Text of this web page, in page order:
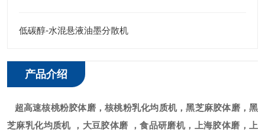
低碳醇-水混悬液油墨分散机
产品介绍
超高速核桃粉胶体磨，核桃粉乳化均质机，黑芝麻胶体磨，黑
芝麻乳化均质机 ，大豆胶体磨 ，食品研磨机，上海胶体磨，上